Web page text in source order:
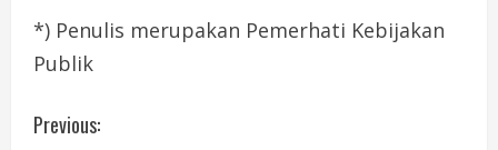
*) Penulis merupakan Pemerhati Kebijakan
Publik
C
Previous: